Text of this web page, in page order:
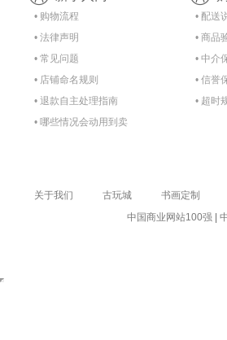
• 购物流程
• 法律声明
• 常见问题
• 店铺命名规则
• 退款自主处理指南
• 哪些情况会动用到卖
• 配送
• 商品
• 中介
• 信誉
• 超时
关于我们 古玩城 书画定制
中国商业网站100强